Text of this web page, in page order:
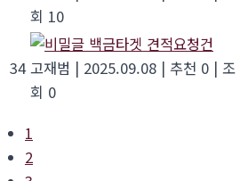
회 10
34
백금타겟 견적요청건
고재범 | 2025.09.08 | 추천 0 | 조
회 0
1
2